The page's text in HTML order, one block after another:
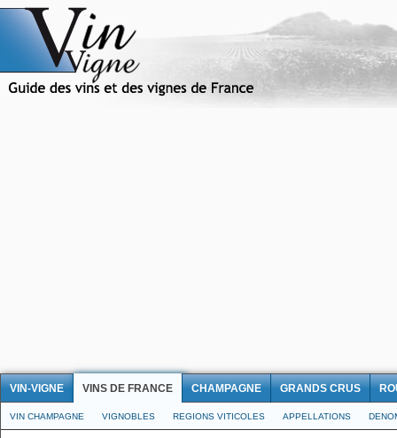
VIN-VIGNE VINS DE FRANCE CHAMPAGNE GRANDS CRUS
VIN CHAMPAGNE VIGNOBLES REGIONS VITICOLES APPELLATIONS